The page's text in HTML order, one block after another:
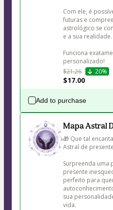
Com ele, é
futuras e
astrológico se
e a sua realidade.
Funciona
personalizado!
$21.26
20%
$17.00
Add to purchase
Mapa Astral
🎁 Que tal
Astral de
Surpreenda uma
presente
perfeito para
sua
vida.